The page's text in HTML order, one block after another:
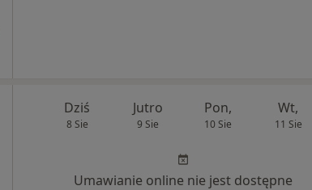
Dziś
8 Sie
Jutro
9 Sie
Pon,
10 Sie
Wt,
11 Sie
Umawianie online nie jest dostępne